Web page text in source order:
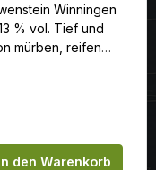
Winningen
% vol. Tief und
mürben, reifen
Kraft, noch
mit
vor
den Warenkorb